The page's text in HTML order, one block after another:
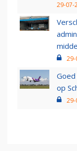
29-07-
29-
op
29-